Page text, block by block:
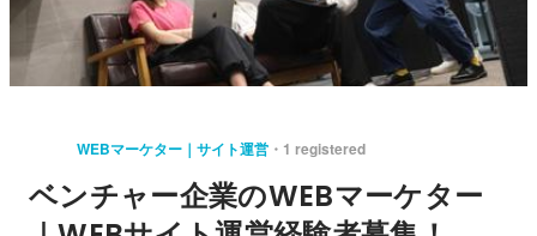
WEBマーケター｜サイト運営 1 registered
ベンチャー企業のWEBマーケター